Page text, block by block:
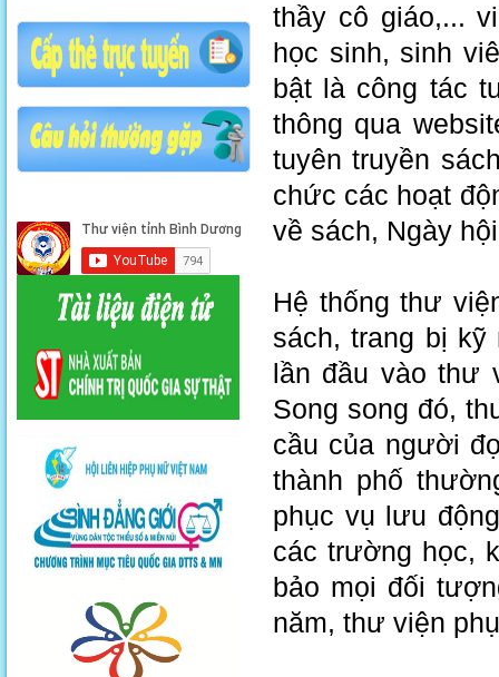
thầy cô giáo,...
học sinh, sinh
bật là công tác
thông qua
tuyên truyền
chức các hoạt
về sách, Ngày
Hệ thống thư
sách, trang bị
lần đầu vào thư
Song song đó,
cầu của người
thành phố
phục vụ lưu
các trường học,
bảo mọi đối
năm, thư viện